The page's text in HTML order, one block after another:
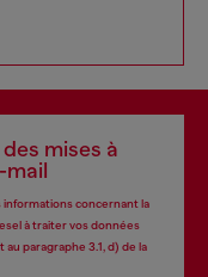
mises à
informations concernant la
à traiter vos données
paragraphe 3.1, d) de la